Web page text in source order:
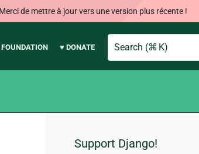
de mettre à jour vers une version plus récente !
FOUNDATION ♥ DONATE
Search
Informations
Support Django!